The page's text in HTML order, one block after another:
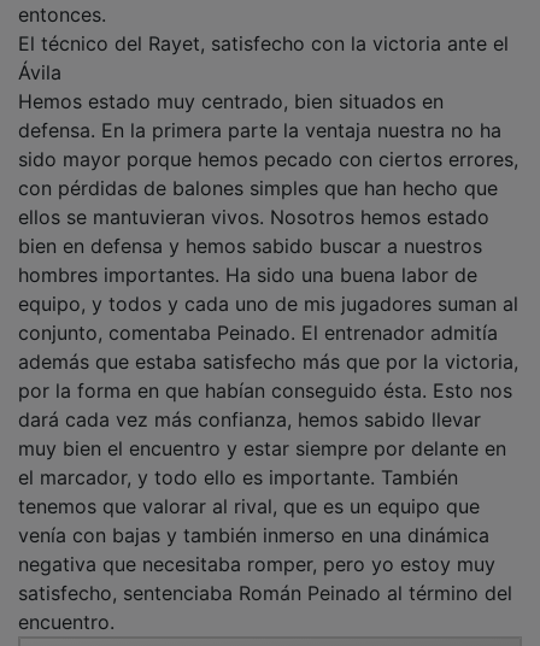
entonces.
El técnico del Rayet, satisfecho con la victoria ante el
Ávila
Hemos estado muy centrado, bien situados en
defensa. En la primera parte la ventaja nuestra no ha
sido mayor porque hemos pecado con ciertos errores,
con pérdidas de balones simples que han hecho que
ellos se mantuvieran vivos. Nosotros hemos estado
bien en defensa y hemos sabido buscar a nuestros
hombres importantes. Ha sido una buena labor de
equipo, y todos y cada uno de mis jugadores suman al
conjunto, comentaba Peinado. El entrenador admitía
además que estaba satisfecho más que por la victoria,
por la forma en que habían conseguido ésta. Esto nos
dará cada vez más confianza, hemos sabido llevar
muy bien el encuentro y estar siempre por delante en
el marcador, y todo ello es importante. También
tenemos que valorar al rival, que es un equipo que
venía con bajas y también inmerso en una dinámica
negativa que necesitaba romper, pero yo estoy muy
satisfecho, sentenciaba Román Peinado al término del
encuentro.